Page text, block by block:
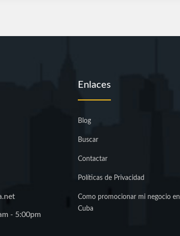
- 5:00pm
Enlaces
Blog
Buscar
Contactar
Políticas de Privacidad
Como promocionar mi negocio en
Cuba